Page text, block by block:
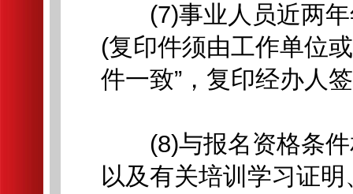
(7)事业人员近两年
(复印件须由工作单位
件一致”，复印经办人
(8)与报名资格条件
以及有关培训学习证